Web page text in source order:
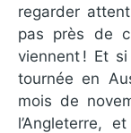
regarder
pas près de
viennent ! Et
tournée en
mois de
l’Angleterre,